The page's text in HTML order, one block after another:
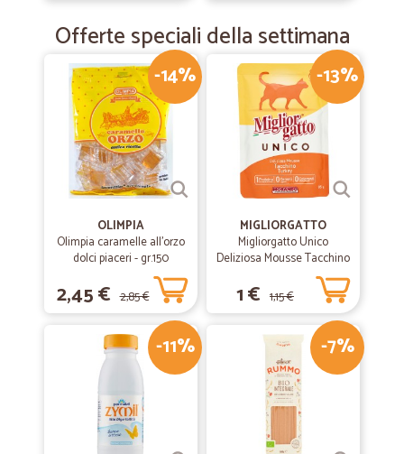
Offerte speciali della settimana
-14%
OLIMPIA
Olimpia caramelle all'orzo
dolci piaceri - gr.150
2,45 € 2,85 €
-13%
MIGLIORGATTO
Migliorgatto Unico
Deliziosa Mousse Tacchino
1 € 1,15 €
-11% -7%